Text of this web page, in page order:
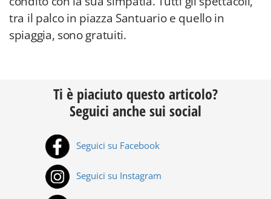
tra il palco in piazza Santuario e quello in
spiaggia, sono gratuiti.
Ti è piaciuto questo articolo?
Seguici anche sui social
Seguici su Facebook
Seguici su Instagram